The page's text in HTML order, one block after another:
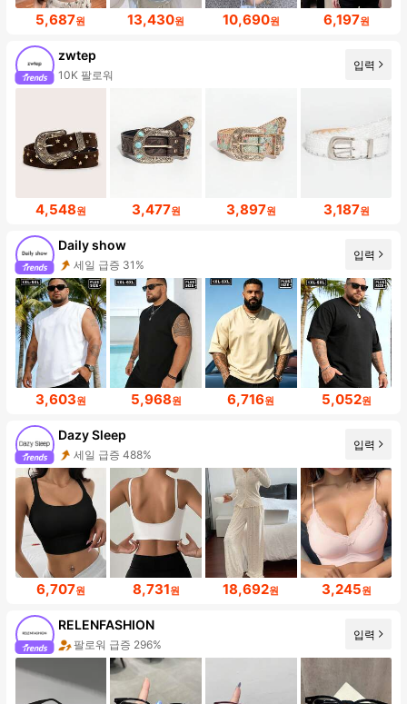
5,687원 13,430원 10,690원 6,197원
zwtep
10K 팔로워
입력
4,548원 3,477원 3,897원 3,187원
Daily show
세일 급증 31%
입력
3,603원 5,968원 6,716원 5,052원
Dazy Sleep
세일 급증 488%
입력
6,707원 8,731원 18,692원 3,245원
RELENFASHION
팔로워 급증 296%
입력